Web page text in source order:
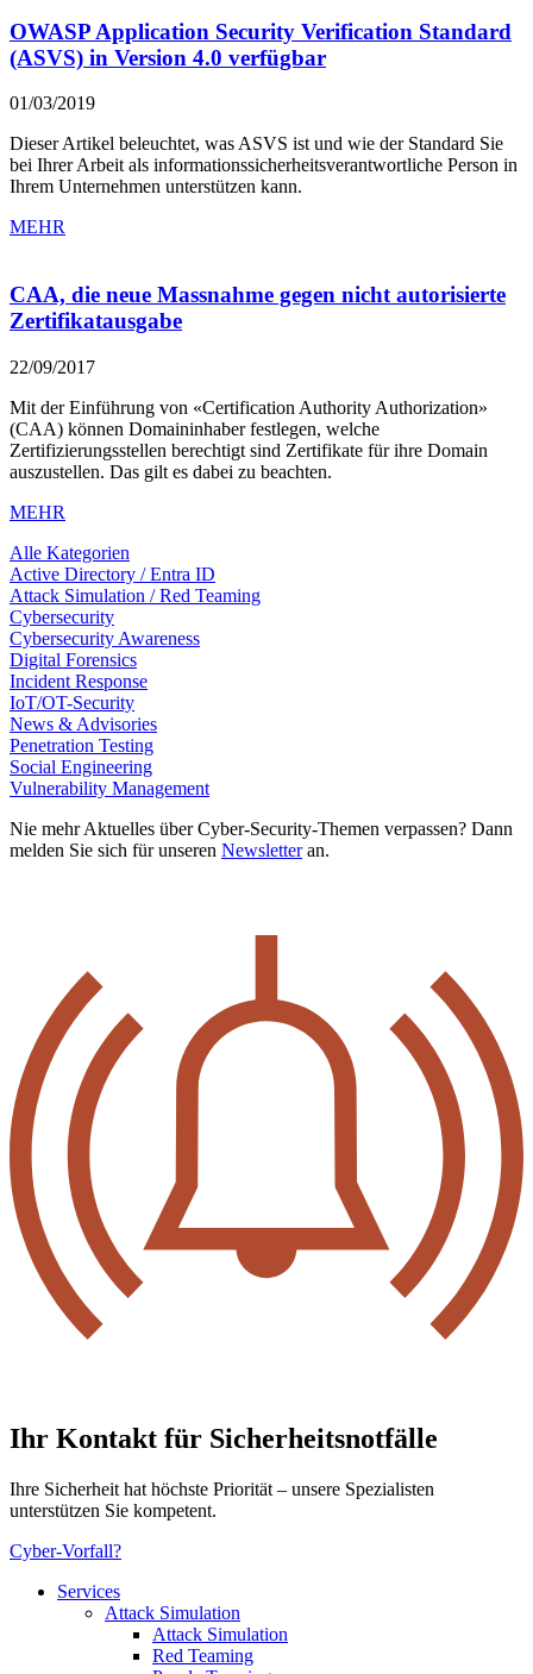
OWASP Application Security Verification Standard
(ASVS) in Version 4.0 verfügbar
01/03/2019
Dieser Artikel beleuchtet, was ASVS ist und wie der Standard Sie
bei Ihrer Arbeit als informationssicherheitsverantwortliche Person in
Ihrem Unternehmen unterstützen kann.
MEHR
CAA, die neue Massnahme gegen nicht autorisierte
Zertifikatausgabe
22/09/2017
Mit der Einführung von «Certification Authority Authorization»
(CAA) können Domaininhaber festlegen, welche
Zertifizierungsstellen berechtigt sind Zertifikate für ihre Domain
auszustellen. Das gilt es dabei zu beachten.
MEHR
Alle Kategorien
Active Directory / Entra ID
Attack Simulation / Red Teaming
Cybersecurity
Cybersecurity Awareness
Digital Forensics
Incident Response
IoT/OT-Security
News & Advisories
Penetration Testing
Social Engineering
Vulnerability Management
Nie mehr Aktuelles über Cyber-Security-Themen verpassen? Dann
melden Sie sich für unseren Newsletteran.
Ihr Kontakt für Sicher­heits­not­fälle
Ihre Sicherheit hat höchste Priorität – unsere Spezialisten
unterstützen Sie kompetent.
Cyber-Vorfall?
Services
Attack Simulation
Attack Simulation
Red Teaming